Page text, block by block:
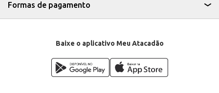
Formas de pagamento
Baixe o aplicativo Meu Atacadão